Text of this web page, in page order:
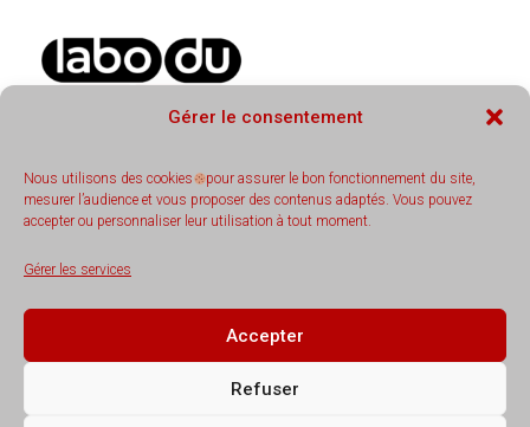
Gérer le consentement
Nous utilisons des cookies
pour assurer le bon fonctionnement du site,
mesurer l’audience et vous proposer des contenus adaptés. Vous pouvez
accepter ou personnaliser leur utilisation à tout moment.
Gérer les services
Accepter
Refuser
REJOIGNEZ-NOUS